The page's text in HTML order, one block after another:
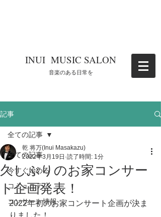
​INUI MUSIC SALON
​音楽のある日常を
記事
全ての記事
今すぐ始める
コミュニティ
コンサート情報
全ての記事
久しぶりのお家コンサー
ト企画発表！
乾 将万(Inui Masakazu)
2022年3月19日 読了時間: 1分
2022年初のお家コンサート企画が決ま
りました！